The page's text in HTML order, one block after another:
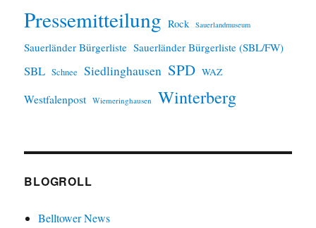
Pressemitteilung Rock Sauerlandmuseum
Sauerländer Bürgerliste Sauerländer Bürgerliste (SBL/FW)
SBL Schnee Siedlinghausen SPD WAZ
Westfalenpost Wiemeringhausen Winterberg
BLOGROLL
Belltower News